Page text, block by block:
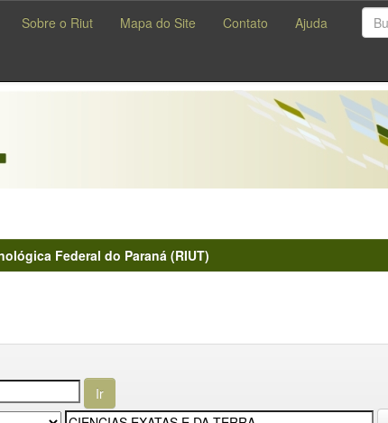
Sobre o Riut Mapa do Site Contato Ajuda
Federal do Paraná (RIUT)